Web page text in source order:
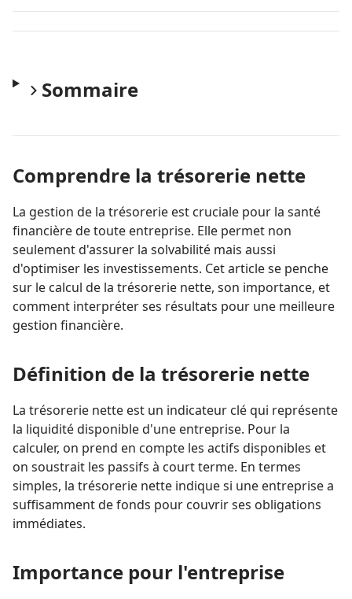
Sommaire
Comprendre la trésorerie nette
La gestion de la trésorerie est cruciale pour la santé
financière de toute entreprise. Elle permet non
seulement d'assurer la solvabilité mais aussi
d'optimiser les investissements. Cet article se penche
sur le calcul de la trésorerie nette, son importance, et
comment interpréter ses résultats pour une meilleure
gestion financière.
Définition de la trésorerie nette
La trésorerie nette est un indicateur clé qui représente
la liquidité disponible d'une entreprise. Pour la
calculer, on prend en compte les actifs disponibles et
on soustrait les passifs à court terme. En termes
simples, la trésorerie nette indique si une entreprise a
suffisamment de fonds pour couvrir ses obligations
immédiates.
Importance pour l'entreprise